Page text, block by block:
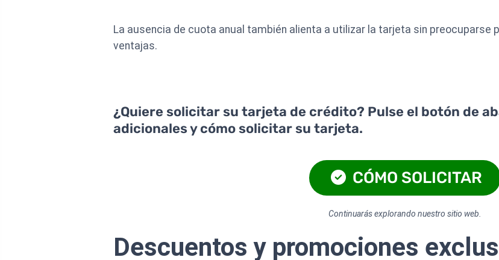
La ausencia de cuota anual también alienta a utilizar la tarjeta sin preocuparse
ventajas.
¿Quiere solicitar su tarjeta de crédito? Pulse el botón de
adicionales y cómo solicitar su tarjeta.
CÓMO SOLICITAR
Continuarás explorando nuestro sitio web.
Descuentos y promociones